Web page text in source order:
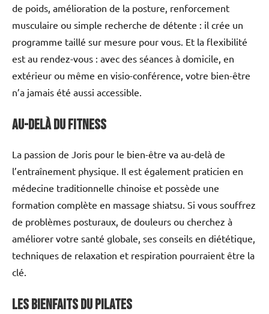
de poids, amélioration de la posture, renforcement
musculaire ou simple recherche de détente : il crée un
programme taillé sur mesure pour vous. Et la flexibilité
est au rendez-vous : avec des séances à domicile, en
extérieur ou même en visio-conférence, votre bien-être
n’a jamais été aussi accessible.
Au-delà du fitness
La passion de Joris pour le bien-être va au-delà de
l’entraînement physique. Il est également praticien en
médecine traditionnelle chinoise et possède une
formation complète en massage shiatsu. Si vous souffrez
de problèmes posturaux, de douleurs ou cherchez à
améliorer votre santé globale, ses conseils en diététique,
techniques de relaxation et respiration pourraient être la
clé.
Les bienfaits du pilates